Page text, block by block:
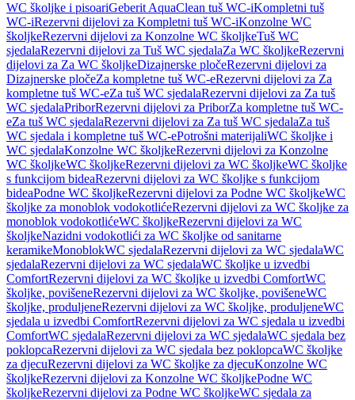
WC školjke i pisoariGeberit AquaClean tuš WC-iKompletni tuš
WC-iRezervni dijelovi za Kompletni tuš WC-iKonzolne WC
školjkeRezervni dijelovi za Konzolne WC školjkeTuš WC
sjedalaRezervni dijelovi za Tuš WC sjedalaZa WC školjkeRezervni
dijelovi za Za WC školjkeDizajnerske pločeRezervni dijelovi za
Dizajnerske pločeZa kompletne tuš WC-eRezervni dijelovi za Za
kompletne tuš WC-eZa tuš WC sjedalaRezervni dijelovi za Za tuš
WC sjedalaPriborRezervni dijelovi za PriborZa kompletne tuš WC-
eZa tuš WC sjedalaRezervni dijelovi za Za tuš WC sjedalaZa tuš
WC sjedala i kompletne tuš WC-ePotrošni materijaliWC školjke i
WC sjedalaKonzolne WC školjkeRezervni dijelovi za Konzolne
WC školjkeWC školjkeRezervni dijelovi za WC školjkeWC školjke
s funkcijom bideaRezervni dijelovi za WC školjke s funkcijom
bideaPodne WC školjkeRezervni dijelovi za Podne WC školjkeWC
školjke za monoblok vodokotlićeRezervni dijelovi za WC školjke za
monoblok vodokotlićeWC školjkeRezervni dijelovi za WC
školjkeNazidni vodokotlići za WC školjke od sanitarne
keramikeMonoblokWC sjedalaRezervni dijelovi za WC sjedalaWC
sjedalaRezervni dijelovi za WC sjedalaWC školjke u izvedbi
ComfortRezervni dijelovi za WC školjke u izvedbi ComfortWC
školjke, povišeneRezervni dijelovi za WC školjke, povišeneWC
školjke, produljeneRezervni dijelovi za WC školjke, produljeneWC
sjedala u izvedbi ComfortRezervni dijelovi za WC sjedala u izvedbi
ComfortWC sjedalaRezervni dijelovi za WC sjedalaWC sjedala bez
poklopcaRezervni dijelovi za WC sjedala bez poklopcaWC školjke
za djecuRezervni dijelovi za WC školjke za djecuKonzolne WC
školjkeRezervni dijelovi za Konzolne WC školjkePodne WC
školjkeRezervni dijelovi za Podne WC školjkeWC sjedala za